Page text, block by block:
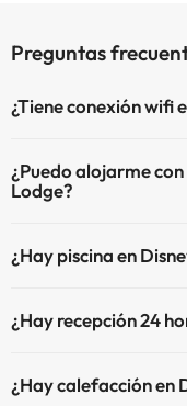
Preguntas
¿Tiene conexión wifi
¿Puedo alojarme
Lodge?
¿Hay piscina en
pago) Aquí tienes más
¿Hay recepción 24
¿Hay calefacción en